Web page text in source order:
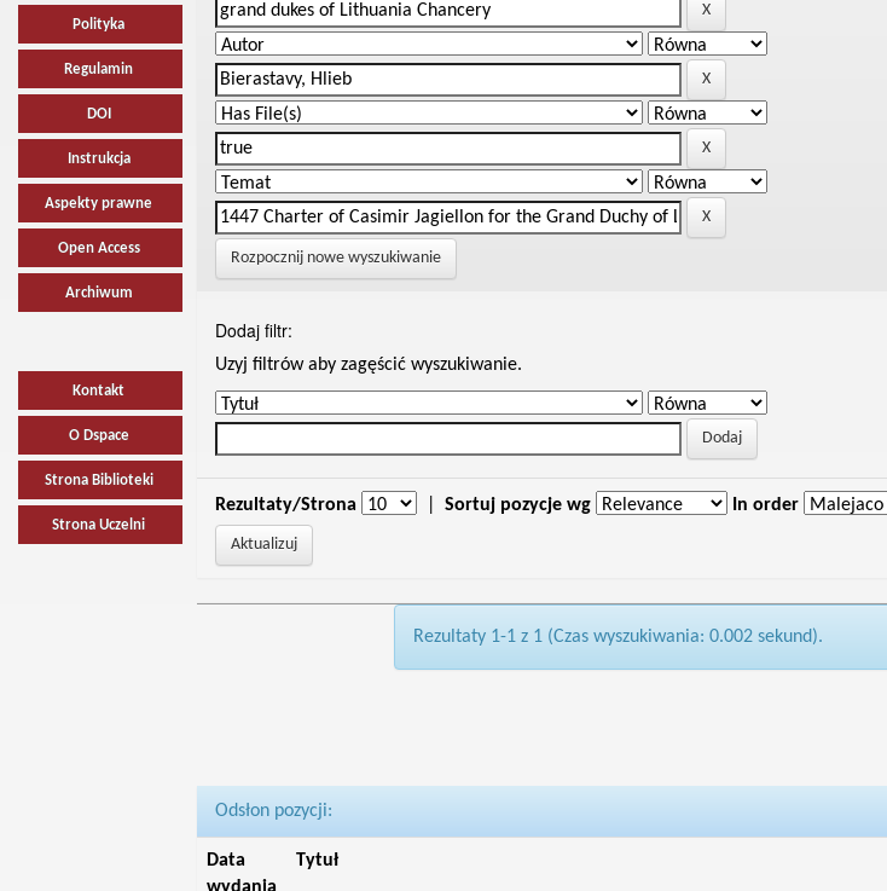
Polityka
Regulamin
DOI
Instrukcja
Aspekty prawne
Open Access
Archiwum
Kontakt
O Dspace
Strona Biblioteki
Strona Uczelni
Rozpocznij nowe wyszukiwanie
Dodaj filtr:
Uzyj filtrów aby zagęścić wyszukiwanie.
Rezultaty/Strona Sortuj pozycje wg In order
Rezultaty 1-1 z 1 (Czas wyszukiwania: 0.002 sekund).
Odsłon pozycji:
Data
Tytuł